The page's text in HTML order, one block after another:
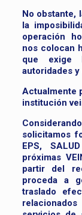
No obstante,
la
operación
nos colocan
que exige
autoridades y
Actualmente
institución
solicitamos
EPS,
próximas
partir del
proceda a
traslado